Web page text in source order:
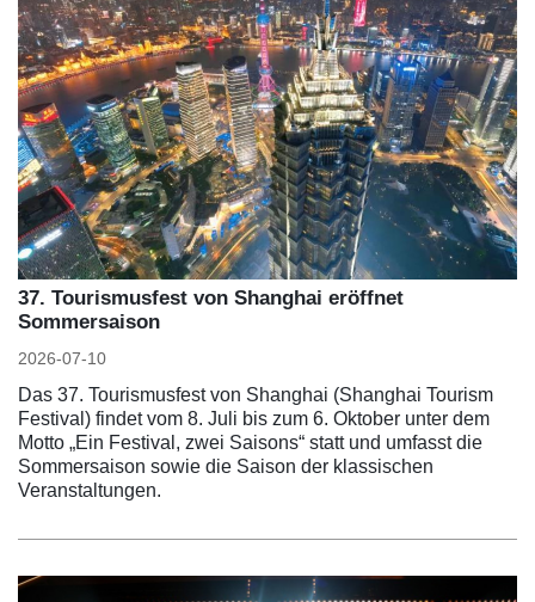
37. Tourismusfest von Shanghai eröffnet
Sommersaison
2026-07-10
Das 37. Tourismusfest von Shanghai (Shanghai Tourism
Festival) findet vom 8. Juli bis zum 6. Oktober unter dem
Motto „Ein Festival, zwei Saisons“ statt und umfasst die
Sommersaison sowie die Saison der klassischen
Veranstaltungen.